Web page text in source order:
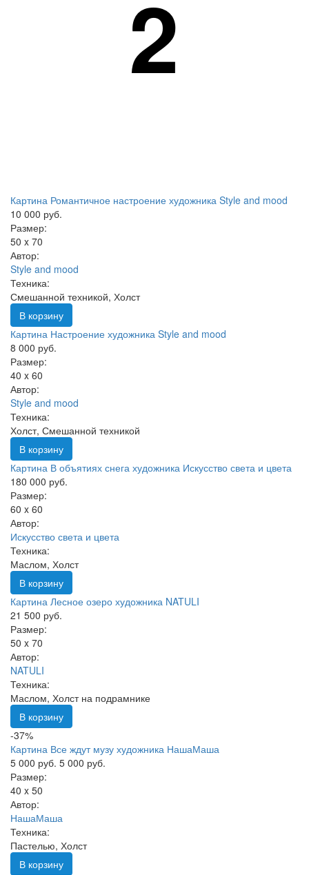
2
Картина Романтичное настроение художника Style and mood
10 000 руб.
Размер:
50 x 70
Автор:
Style and mood
Техника:
Смешанной техникой, Холст
В корзину
Картина Настроение художника Style and mood
8 000 руб.
Размер:
40 x 60
Автор:
Style and mood
Техника:
Холст, Смешанной техникой
В корзину
Картина В объятиях снега художника Искусство света и цвета
180 000 руб.
Размер:
60 x 60
Автор:
Искусство света и цвета
Техника:
Маслом, Холст
В корзину
Картина Лесное озеро художника NATULI
21 500 руб.
Размер:
50 x 70
Автор:
NATULI
Техника:
Маслом, Холст на подрамнике
В корзину
-37%
Картина Все ждут музу художника НашаМаша
5 000 руб. 5 000 руб.
Размер:
40 x 50
Автор:
НашаМаша
Техника:
Пастелью, Холст
В корзину